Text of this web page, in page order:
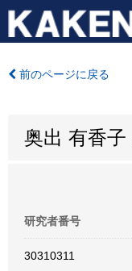
前のページに戻る
奥出 有香子
研究者番号
30310311